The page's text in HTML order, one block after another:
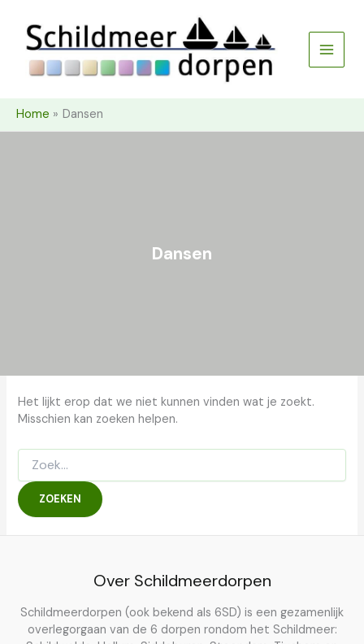
inhoud
Home Dansen
Dansen
Het lijkt erop dat we niet kunnen vinden wat je zoekt.
Misschien kan zoeken helpen.
Zoek
naar:
Over Schildmeerdorpen
Schildmeerdorpen (ook bekend als 6SD) is een gezamenlijk
overlegorgaan van de 6 dorpen rondom het Schildmeer: